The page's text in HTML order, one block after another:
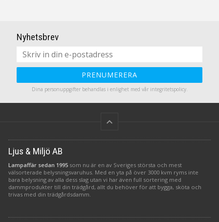
Nyhetsbrev
PRENUMERERA
Dina personuppgifter behandlas i enlighet med vår integritetspolicy.
keyboard_arrow_up
Ljus & Miljö AB
Lampaffär sedan 1995 som nu är en av Sveriges största och mest
välsorterade belysningsvaruhus. Med en yta på över 3000 kvm ryms inte
bara belysning av alla dess slag utan vi har även full sortering med
dammprodukter till din trädgård, allt du behöver för att bygga, sköta och
trivas med din trädgårdsdamm.